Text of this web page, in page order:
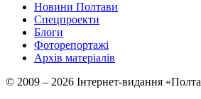
Новини Полтави
Спецпроекти
Блоги
Фоторепортажі
Архів матеріалів
© 2009 – 2026 Інтернет-видання